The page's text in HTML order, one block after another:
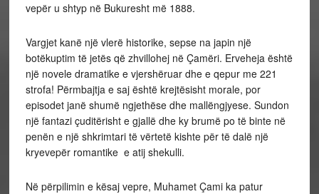
vepër u shtyp në Bukuresht më 1888.
Vargjet kanë një vlerë historike, sepse na japin një
botëkuptim të jetës që zhvillohej në Çamëri. Erveheja është
një novele dramatike e vjershëruar dhe e qepur me 221
strofa! Përmbajtja e saj është krejtësisht morale, por
episodet janë shumë ngjethëse dhe mallëngjyese. Sundon
një fantazi çuditërisht e gjallë dhe ky brumë po të binte në
penën e një shkrimtari të vërtetë kishte për të dalë një
kryevepër romantike e atij shekulli.
Në përpilimin e kësaj vepre, Muhamet Çami ka patur